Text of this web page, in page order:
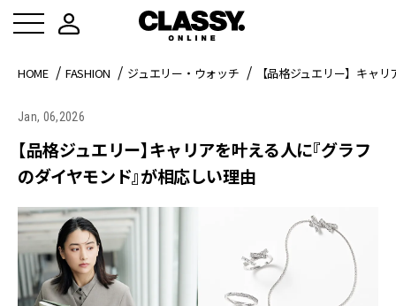
HOME FASHION ジュエリー・ウォッチ 【品格ジュエリー】キャ
Jan, 06,2026
【品格ジュエリー】キャリアを叶える人に『グラフ
のダイヤモンド』が相応しい理由